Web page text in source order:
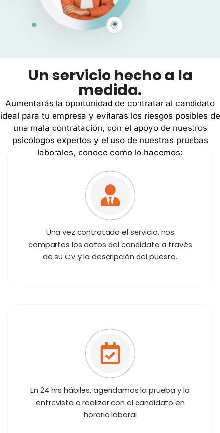
Un servicio hecho a la
medida.
Aumentarás la oportunidad de contratar al candidato
ideal para tu empresa y evitaras los riesgos posibles de
una mala contratación; con el apoyo de nuestros
psicólogos expertos y el uso de nuestras pruebas
laborales, conoce como lo hacemos:
Una vez contratado el servicio, nos
compartes los datos del candidato a través
de su CV y la descripción del puesto.
En 24 hrs hábiles, agendamos la prueba y la
entrevista a realizar con el candidato en
horario laboral